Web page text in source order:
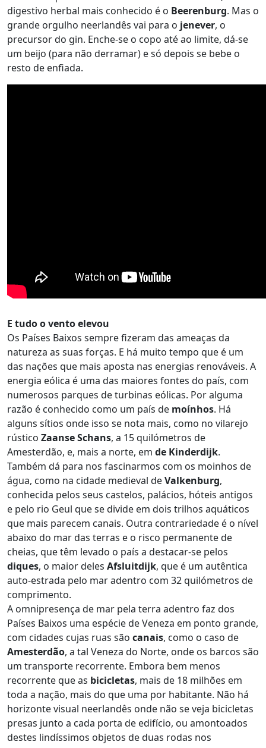
digestivo herbal mais conhecido é o Beerenburg. Mas o
grande orgulho neerlandês vai para o jenever, o
precursor do gin. Enche-se o copo até ao limite, dá-se
um beijo (para não derramar) e só depois se bebe o
resto de enfiada.
E tudo o vento elevou
Os Países Baixos sempre fizeram das ameaças da
natureza as suas forças. E há muito tempo que é um
das nações que mais aposta nas energias renováveis. A
energia eólica é uma das maiores fontes do país, com
numerosos parques de turbinas eólicas. Por alguma
razão é conhecido como um país de moínhos. Há
alguns sítios onde isso se nota mais, como no vilarejo
rústico Zaanse Schans, a 15 quilómetros de
Amesterdão, e, mais a norte, em de Kinderdijk.
Também dá para nos fascinarmos com os moinhos de
água, como na cidade medieval deValkenburg,
conhecida pelos seus castelos, palácios, hóteis antigos
e pelo rio Geul que se divide em dois trilhos aquáticos
que mais parecem canais. Outra contrariedade é o nível
abaixo do mar das terras e o risco permanente de
cheias, que têm levado o país a destacar-se pelos
diques, o maior deles Afsluitdijk, que é um autêntica
auto-estrada pelo mar adentro com 32 quilómetros de
comprimento.
A omnipresença de mar pela terra adentro faz dos
Países Baixos uma espécie de Veneza em ponto grande,
com cidades cujas ruas são canais, como o caso de
Amesterdão, a tal Veneza do Norte, onde os barcos são
um transporte recorrente. Embora bem menos
recorrente que as bicicletas, mais de 18 milhões em
toda a nação, mais do que uma por habitante. Não há
horizonte visual neerlandês onde não se veja bicicletas
presas junto a cada porta de edifício, ou amontoados
destes lindíssimos objetos de duas rodas nos